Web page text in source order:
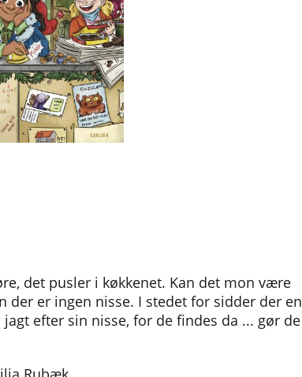
det pusler i køkkenet. Kan det mon være
der er ingen nisse. I stedet for sidder der en
efter sin nisse, for de findes da ... gør de